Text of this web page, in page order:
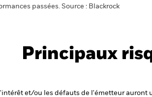
passées. Source : Blackrock
Principaux
et/ou les défauts de l'émetteur